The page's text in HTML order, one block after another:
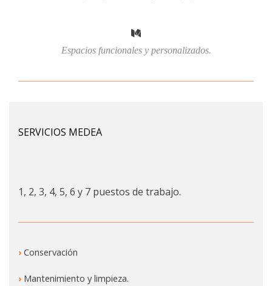
Espacios funcionales y personalizados.
SERVICIOS MEDEA
1, 2, 3, 4, 5, 6 y 7 puestos de trabajo.
› Conservación
› Mantenimiento y limpieza.